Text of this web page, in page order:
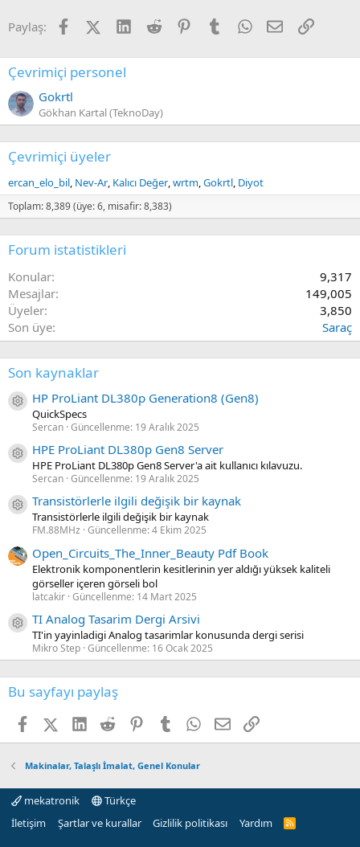
Paylaş: FacebookX (Twitter)
LinkedIn
Reddit PinterestTumblrWhatsApp
E-postaLink
Çevrimiçi personel
Gokrtl
Gökhan Kartal (TeknoDay)
Çevrimiçi üyeler
ercan_elo_bil Nev-Ar Kalıcı Değer wrtm Gokrtl Diyot
Toplam: 8,389 (üye: 6, misafir: 8,383)
Forum istatistikleri
Konular
9,317
Mesajlar
149,005
Üyeler
3,850
Son üye
Saraç
Son kaynaklar
Kaynak ikon/amblem
HP ProLiant DL380p Generation8 (Gen8)
QuickSpecs
Sercan Güncellenme: 19 Aralık 2025
Kaynak ikon/amblem
HPE ProLiant DL380p Gen8 Server
HPE ProLiant DL380p Gen8 Server'a ait kullanıcı kılavuzu.
Sercan Güncellenme: 19 Aralık 2025
Kaynak ikon/amblem
Transistörlerle ilgili değişik bir kaynak
Transistörlerle ilgili değişik bir kaynak
FM.88MHz Güncellenme:4 Ekim 2025
Open_Circuits_The_Inner_Beauty Pdf Book
Elektronik komponentlerin kesitlerinin yer aldığı yüksek kaliteli
görseller içeren görseli bol
latcakir Güncellenme: 14 Mart 2025
Kaynak ikon/amblem
TI Analog Tasarim Dergi Arsivi
TI'in yayinladigi Analog tasarimlar konusunda dergi serisi
Mikro Step Güncellenme: 16 Ocak 2025
Bu sayfayı paylaş
FacebookX (Twitter)
LinkedIn
Reddit PinterestTumblr WhatsApp
E-postaLink
Makinalar, Talaşlı İmalat, Genel Konular
mekatronik
Türkçe
İletişim
Şartlar ve kurallar Gizlilik politikası Yardım
R